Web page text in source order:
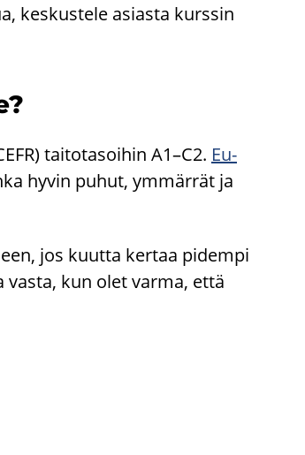
kes­kus­te­le asias­ta kurs­sin
tai­to­ta­soi­hin A1–C2. Eu­
hyvin puhut, ym­mär­rät ja
jos kuut­ta ker­taa pi­dem­pi
kun olet varma, että